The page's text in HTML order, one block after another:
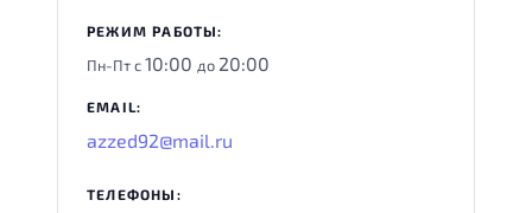
РЕЖИМ РАБОТЫ:
Пн-Пт с10:00 до 20:00
EMAIL:
azzed92@mail.ru
ТЕЛЕФОНЫ: